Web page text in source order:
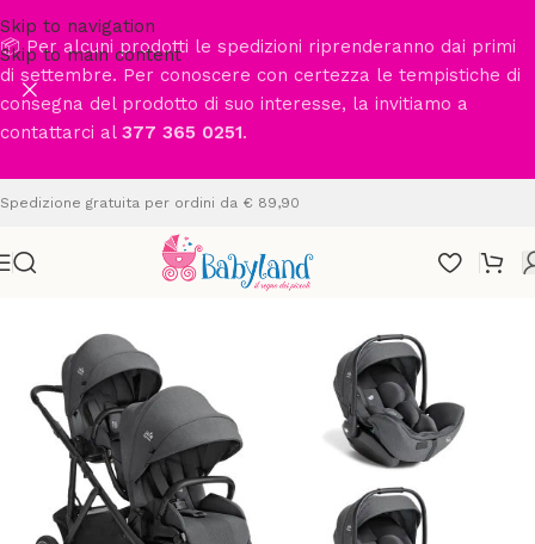
Skip to navigation
Skip to main content
📦 Per alcuni prodotti le spedizioni riprenderanno dai primi
di settembre. Per conoscere con certezza le tempistiche di
consegna del prodotto di suo interesse, la invitiamo a
contattarci al 377 365 0251.
Spedizione gratuita per ordini da € 89,90